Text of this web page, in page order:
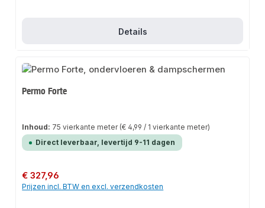
Details
Permo Forte
Inhoud: 75 vierkante meter (€ 4,99 / 1 vierkante meter)
Direct leverbaar, levertijd 9-11 dagen
Normale prijs:
€ 327,96
Prijzen incl. BTW en excl. verzendkosten